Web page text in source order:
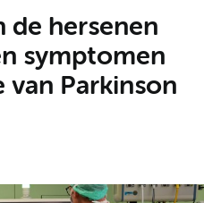
de hersenen
symptomen
van Parkinson